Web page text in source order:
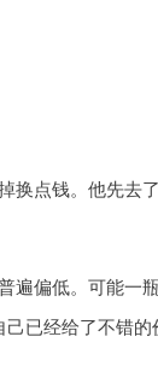
点钱。他先
偏低。可能
已经给了不错的